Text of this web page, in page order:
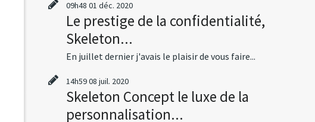
09h48 01 déc. 2020
Le prestige de la confidentialité,
Skeleton...
En juillet dernier j'avais le plaisir de vous faire...
14h5908 juil. 2020
Skeleton Concept le luxe de la
personnalisation...